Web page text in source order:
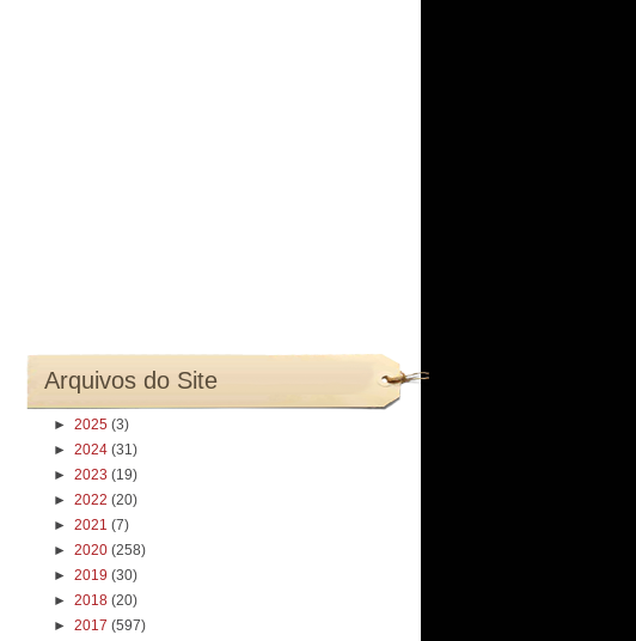
Arquivos do Site
► 2025 (3)
► 2024 (31)
► 2023 (19)
► 2022 (20)
► 2021 (7)
► 2020 (258)
► 2019 (30)
► 2018 (20)
► 2017 (597)